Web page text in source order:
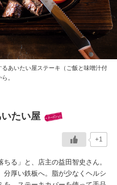
あいたい屋ステーキ（ご飯と味噌汁付
。
たい屋
+1
ちる」と、店主の益田智史さん。
分厚い鉄板へ。脂が少なくヘルシ